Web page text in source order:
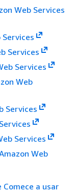
Web Services
Services
Services
Web
Services
Services
Web
a usar